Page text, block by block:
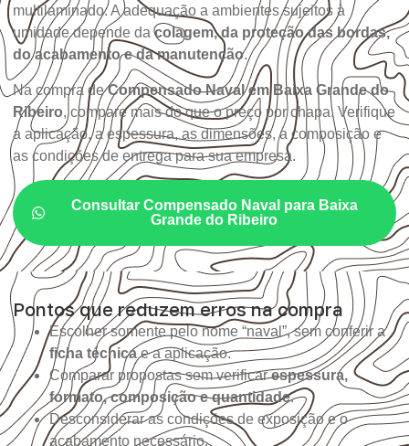
multilaminado. A adequação a ambientes sujeitos à
umidade depende dacolagem, da proteção das bordas,
do acabamento e da manutenção.
Na compra deCompensado Naval em Baixa Grande do
Ribeiro, compare mais do que o preço por chapa. Verifique
a aplicação, a espessura, as dimensões, a composição e
as condições de entrega para sua empresa.
Consultar Compensado Naval para Baixa
Grande do Ribeiro
Pontos que reduzem erros na compra
Escolher somente pelo nome “naval”, sem conferir a
ficha técnicae a aplicação.
Comparar propostas sem verificarespessura,
formato, composição e quantidade.
Desconsiderar as condições de exposição e o
acabamento necessário.